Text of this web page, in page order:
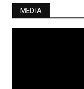
MEDIA